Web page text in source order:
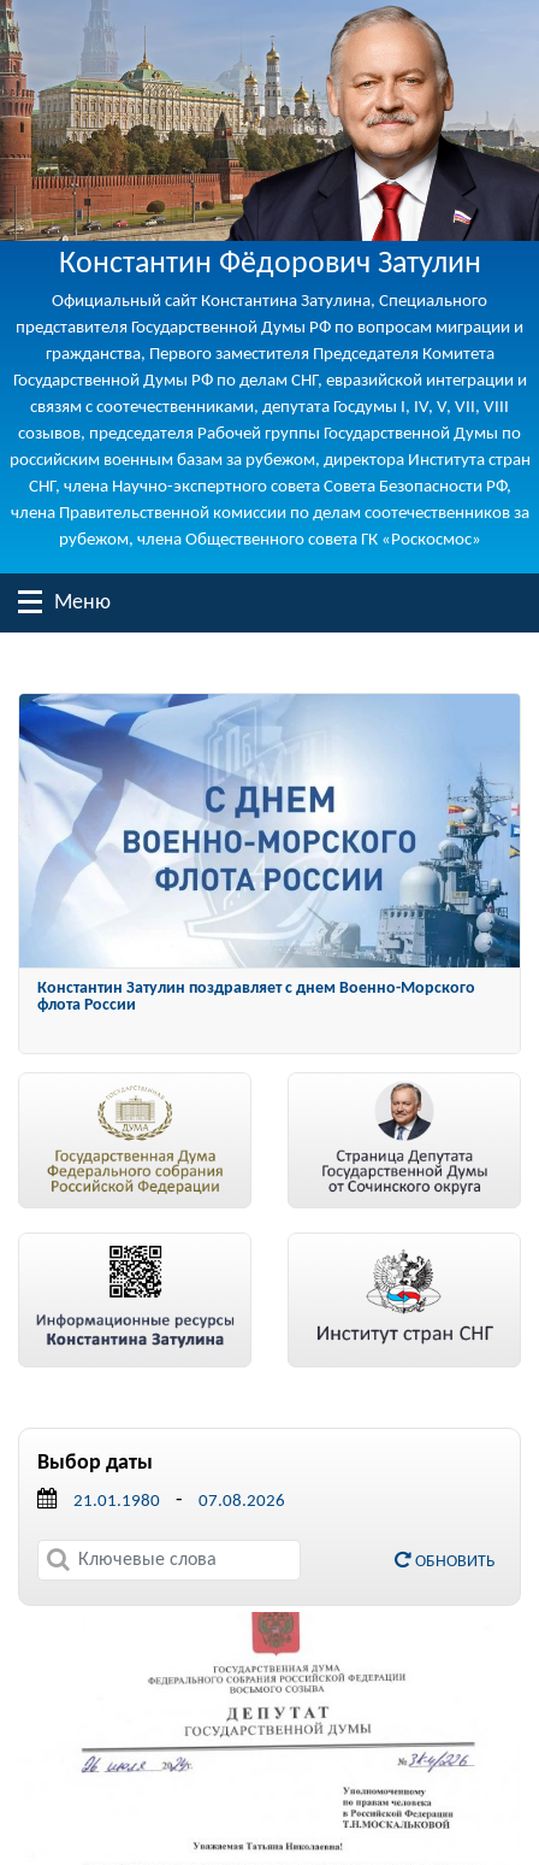
Константин Фёдорович Затулин
Официальный сайт Константина Затулина, Специального
представителя Государственной Думы РФ по вопросам миграции и
гражданства, Первого заместителя Председателя Комитета
Государственной Думы РФ по делам СНГ, евразийской интеграции и
связям с соотечественниками, депутата Госдумы I, IV, V, VII, VIII
созывов, председателя Рабочей группы Государственной Думы по
российским военным базам за рубежом, директора Института стран
СНГ, члена Научно-экспертного совета Совета Безопасности РФ,
члена Правительственной комиссии по делам соотечественников за
рубежом, члена Общественного совета ГК «Роскосмос»
Меню
Константин Затулин награжден Орденом «За заслуги перед
Отечеством» IV степени
Выбор даты
-
ОБНОВИТЬ